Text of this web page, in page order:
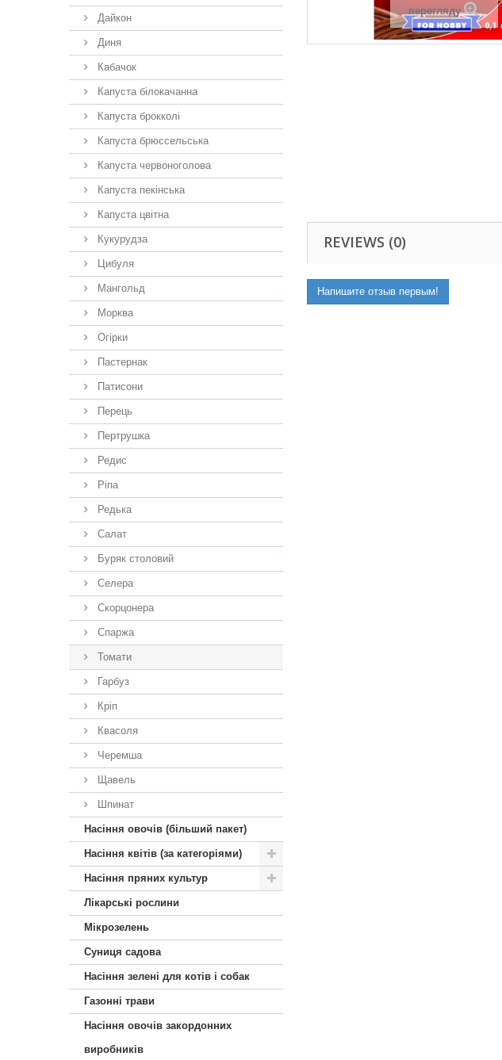
Дайкон
Диня
Кабачок
Капуста білокачанна
Капуста брокколі
Капуста брюссельська
Капуста червоноголова
Капуста пекінська
Капуста цвітна
Кукурудза
Цибуля
Мангольд
Морква
Огірки
Пастернак
Патисони
Перець
Пертрушка
Редис
Ріпа
Редька
Салат
Буряк столовий
Селера
Скорцонера
Спаржа
Томати
Гарбуз
Кріп
Квасоля
Черемша
Щавель
Шпинат
Насіння овочів (більший пакет)
Насіння квітів (за категоріями)
Насіння пряних культур
Лікарські рослини
Мікрозелень
Суниця садова
Насіння зелені для котів і собак
Газонні трави
Насіння овочів закордонних
виробників
перегляду
REVIEWS (0)
Напишите отзыв первым!